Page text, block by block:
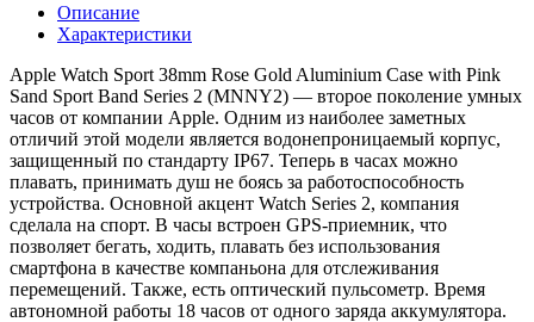
Описание
Характеристики
Apple Watch Sport 38mm Rose Gold Aluminium Case with Pink
Sand Sport Band Series 2 (MNNY2) — второе поколение умных
часов от компании Apple. Одним из наиболее заметных
отличий этой модели является водонепроницаемый корпус,
защищенный по стандарту IP67. Теперь в часах можно
плавать, принимать душ не боясь за работоспособность
устройства. Основной акцент Watch Series 2, компания
сделала на спорт. В часы встроен GPS-приемник, что
позволяет бегать, ходить, плавать без использования
смартфона в качестве компаньона для отслеживания
перемещений. Также, есть оптический пульсометр. Время
автономной работы 18 часов от одного заряда аккумулятора.